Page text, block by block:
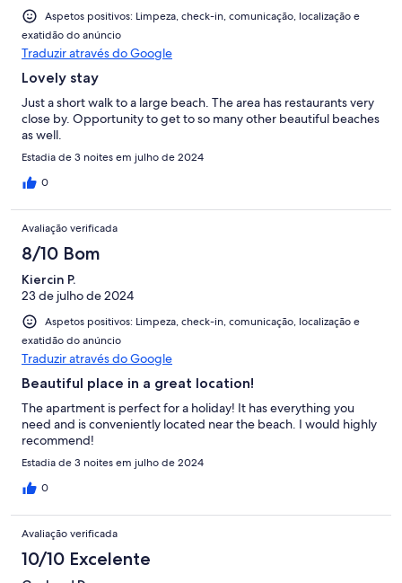
Aspetos positivos: Limpeza, check-in, comunicação, localização e
exatidão do anúncio
Traduzir através do Google
Lovely stay
Just a short walk to a large beach. The area has restaurants very
close by. Opportunity to get to so many other beautiful beaches
as well.
Estadia de 3 noites em julho de 2024
0
Avaliação verificada
8/10 Bom
Kiercin P.
23 de julho de 2024
Aspetos positivos: Limpeza, check-in, comunicação, localização e
exatidão do anúncio
Traduzir através do Google
Beautiful place in a great location!
The apartment is perfect for a holiday! It has everything you
need and is conveniently located near the beach. I would highly
recommend!
Estadia de 3 noites em julho de 2024
0
Avaliação verificada
10/10 Excelente